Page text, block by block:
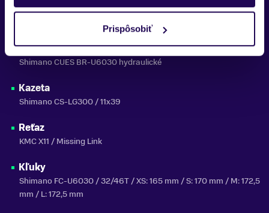
Prispôsobiť
Shimano CUES BR-U6030 hydraulické / kotúče Giant MPH / 160
mm vpredu / 160 mm vzadu
Brzdové páky
Shimano CUES BR-U6030 hydraulické
Kazeta
Shimano CS-LG300 / 11x39
Reťaz
KMC X11 / Missing Link
Kľuky
Shimano FC-U6030 / 32/46T / XS: 165 mm / S: 170 mm / M: 172,5
mm / L: 172,5 mm